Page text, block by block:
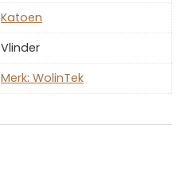
‎Katoen
‎Vlinder
Merk: WolinTek